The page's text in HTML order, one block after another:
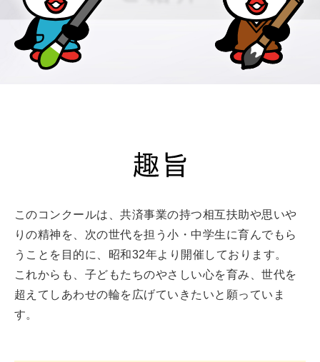
このコンクールは、共済事業の持つ相互扶助や思いや
りの精神を、 次の世代を担う小・中学生に育んでもら
うことを目的に、昭和32年より開催しております。
これからも、子どもたちのやさしい心を育み、世代を
超えてしあわせの輪を広げていきたいと願っていま
す。